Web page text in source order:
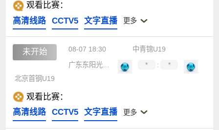
观看比赛：
高清线路
CCTV5 文字直播 更多
未开始 08-07 18:30
中青锦U19
广东东阳光U19
* :
*
北京首钢U19
观看比赛：
高清线路
CCTV5 文字直播 更多